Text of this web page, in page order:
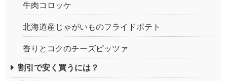
牛肉コロッケ
北海道産じゃがいものフライドポテト
香りとコクのチーズピッツァ
割引で安く買うには？